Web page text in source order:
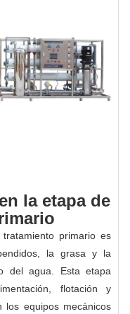
la etapa de
primario es
la grasa y la
del agua. Esta etapa
flotación y
los equipos mecánicos